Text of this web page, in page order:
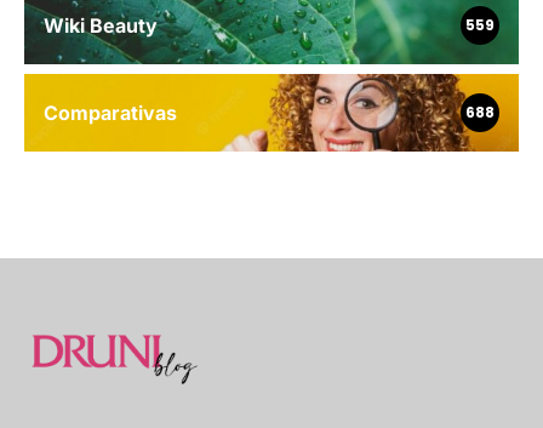
Wiki Beauty 559
Comparativas 688